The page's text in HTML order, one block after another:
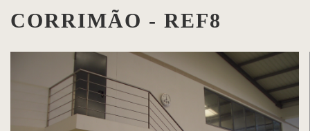
CORRIMÃO - REF8